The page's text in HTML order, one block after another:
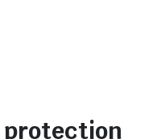
protection